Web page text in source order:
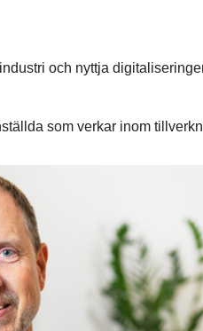
och nyttja
som verkar inom